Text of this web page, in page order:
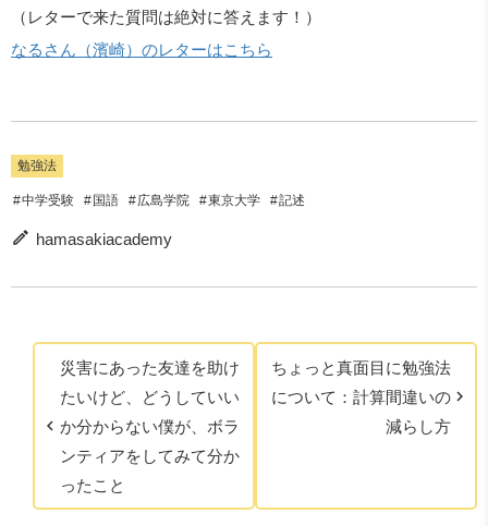
（レターで来た質問は絶対に答えます！）
なるさん（濱崎）のレターはこちら
勉強法
中学受験 国語 広島学院 東京大学 記述
hamasakiacademy
災害にあった友達を助け
たいけど、どうしていい
か分からない僕が、ボラ
ンティアをしてみて分か
ったこと
ちょっと真面目に勉強法
について：計算間違いの
減らし方